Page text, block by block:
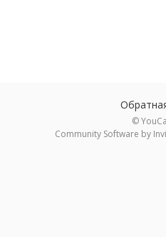
©
Community Software by